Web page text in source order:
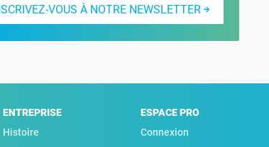
VOUS À NOTRE NEWSLETTER
ENTREPRISE
Histoire
ESPACE PRO
Connexion